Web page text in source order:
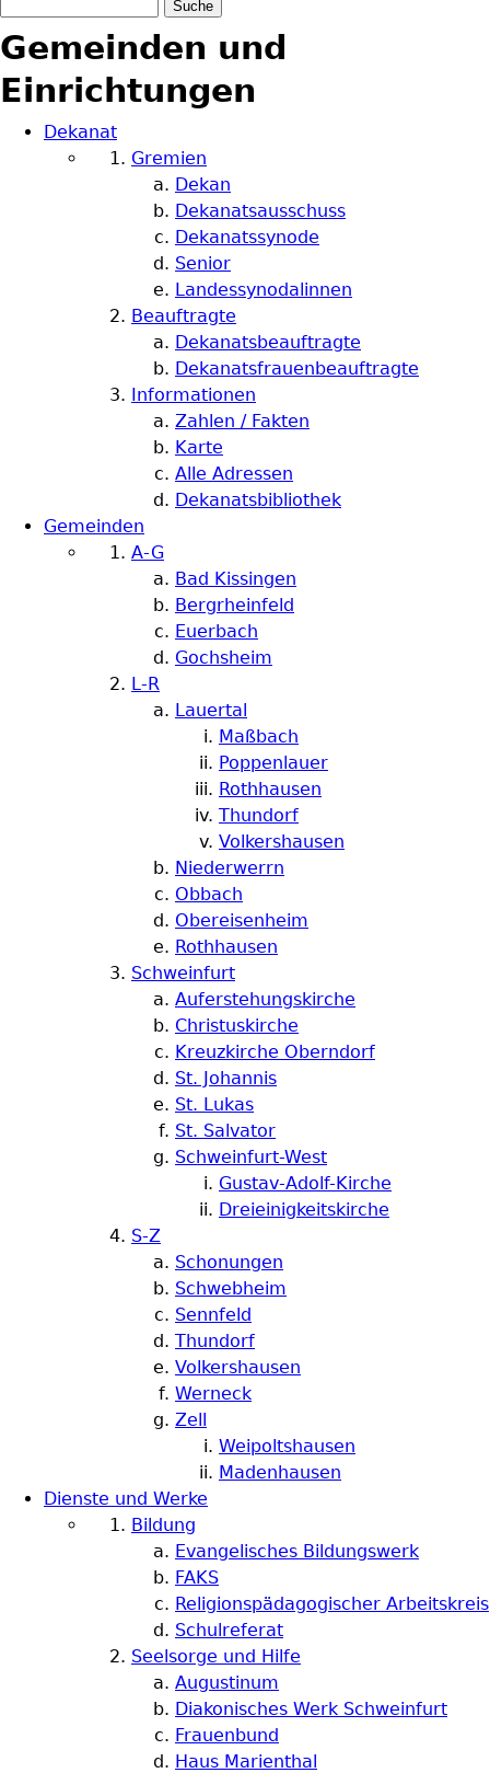
Suchformular
Gemeinden und
Einrichtungen
Dekanat
Gremien
Dekan
Dekanatsausschuss
Dekanatssynode
Senior
Landessynodalinnen
Beauftragte
Dekanatsbeauftragte
Dekanatsfrauenbeauftragte
Informationen
Zahlen / Fakten
Karte
Alle Adressen
Dekanatsbibliothek
Gemeinden
A-G
Bad Kissingen
Bergrheinfeld
Euerbach
Gochsheim
L-R
Lauertal
Maßbach
Poppenlauer
Rothhausen
Thundorf
Volkershausen
Niederwerrn
Obbach
Obereisenheim
Rothhausen
Schweinfurt
Auferstehungskirche
Christuskirche
Kreuzkirche Oberndorf
St. Johannis
St. Lukas
St. Salvator
Schweinfurt-West
Gustav-Adolf-Kirche
Dreieinigkeitskirche
S-Z
Schonungen
Schwebheim
Sennfeld
Thundorf
Volkershausen
Werneck
Zell
Weipoltshausen
Madenhausen
Dienste und Werke
Bildung
Evangelisches Bildungswerk
FAKS
Religionspädagogischer Arbeitskreis
Schulreferat
Seelsorge und Hilfe
Augustinum
Diakonisches Werk Schweinfurt
Frauenbund
Haus Marienthal